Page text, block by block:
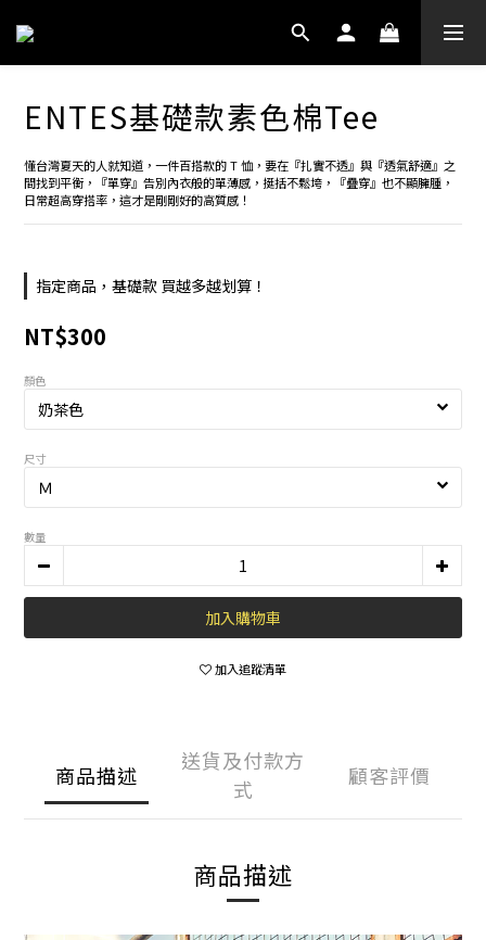
ENTES基礎款素色棉Tee
懂台灣夏天的人就知道，一件百搭款的 T 恤，要在『扎實不透』與『透氣舒適』之
間找到平衡，『單穿』告別內衣般的單薄感，挺括不鬆垮，『疊穿』也不顯臃腫，
日常超高穿搭率，這才是剛剛好的高質感！
指定商品，基礎款 買越多越划算！
NT$300
顏色
尺寸
數量
加入購物車
加入追蹤清單
商品描述
送貨及付款方
式
顧客評價
商品描述